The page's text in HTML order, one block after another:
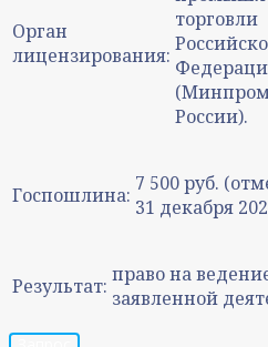
Орган
лицензирования:
торговли
России).
Госпошлина: 7 500 руб.
31 декабря
Результат: право на
заявленной